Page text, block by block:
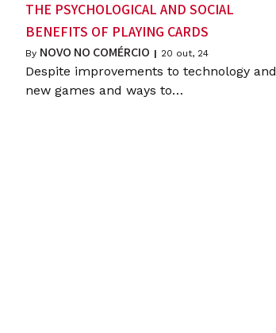
THE PSYCHOLOGICAL AND SOCIAL
BENEFITS OF PLAYING CARDS
By NOVO NO COMÉRCIO | 20 out, 24
Despite improvements to technology and
new games and ways to…